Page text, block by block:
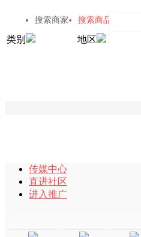
搜索商家 搜索商品
类别 地区
传媒中心
直进社区
进入推广